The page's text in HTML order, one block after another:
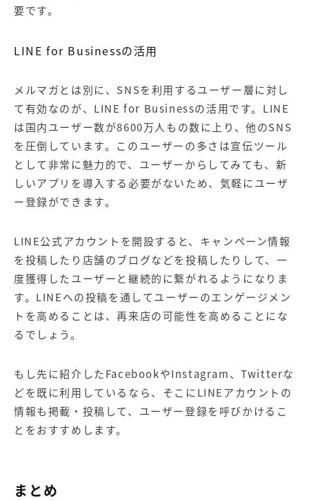
要です。
LINE for Businessの活用
メルマガとは別に、SNSを利用するユーザー層に対し
て有効なのが、LINE for Businessの活用です。LINE
は国内ユーザー数が8600万人もの数に上り、他のSNS
を圧倒しています。このユーザーの多さは宣伝ツール
として非常に魅力的で、ユーザーからしてみても、新
しいアプリを導入する必要がないため、気軽にユーザ
ー登録ができます。
LINE公式アカウントを開設すると、キャンペーン情報
を投稿したり店舗のブログなどを投稿したりして、一
度獲得したユーザーと継続的に繋がれるようになりま
す。LINEへの投稿を通してユーザーのエンゲージメン
トを高めることは、再来店の可能性を高めることにな
るでしょう。
もし先に紹介したFacebookやInstagram、Twitterな
どを既に利用しているなら、そこにLINEアカウントの
情報も掲載・投稿して、ユーザー登録を呼びかけるこ
とをおすすめします。
まとめ